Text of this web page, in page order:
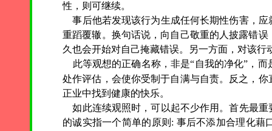
性，则可继续。
事后他若发现该行为生成任何长期性伤害，
重蹈覆辙。换句话说，向自己敬重的人披露错
久也会开始对自己掩藏错误。另一方面，对该
此等观想的正确名称，非是“自我的净化”，而
处作评估，会使你受制于自满与自责。反之，
正业中找到健康的快乐。
如此连续观照时，可以起不少作用。首先最
的诚实指一个简单的原则: 事后不添加合理化